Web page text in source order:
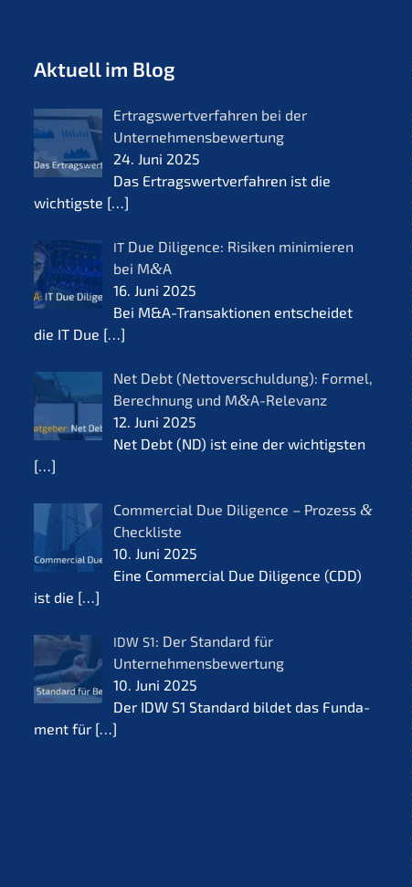
Aktuell im Blog
Ertrags­wert­ver­fah­ren bei der
Unternehmensbewertung
24. Juni 2025
Das Ertrags­wert­ver­fah­ren ist die
wichtigs­te […]
IT Due Diligence: Risiken minimie­ren
bei M&A
16. Juni 2025
Bei M&A-Transaktionen entschei­det
die IT Due […]
Net Debt (Netto­ver­schul­dung): Formel,
Berech­nung und M&A-Relevanz
12. Juni 2025
Net Debt (ND) ist eine der wichtigs­ten
[…]
Commer­cial Due Diligence – Prozess&
Checkliste
10. Juni 2025
Eine Commer­cial Due Diligence (CDD)
ist die […]
IDW S1: Der Standard für
Unternehmensbewertung
10. Juni 2025
Der IDW S1 Standard bildet das Funda­
ment für […]